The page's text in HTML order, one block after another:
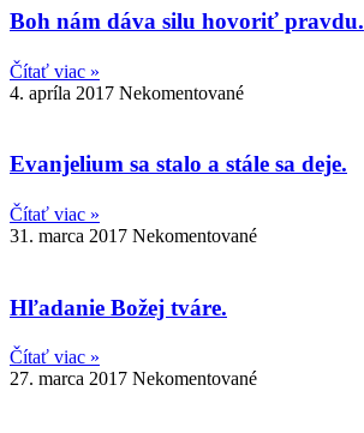
Boh nám dáva silu hovoriť pravdu.
Čítať viac »
4. apríla 2017 Nekomentované
Evanjelium sa stalo a stále sa deje.
Čítať viac »
31. marca 2017 Nekomentované
Hľadanie Božej tváre.
Čítať viac »
27. marca 2017 Nekomentované